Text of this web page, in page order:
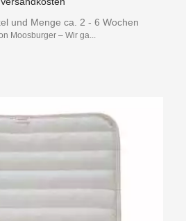
und Menge ca. 2 - 6 Wochen
Moosburger – Wir ga...